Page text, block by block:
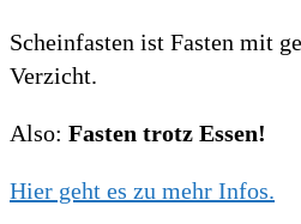
Scheinfasten ist Fasten mit
Verzicht.
Also: Fasten trotz Essen!
Hier geht es zu mehr Infos.